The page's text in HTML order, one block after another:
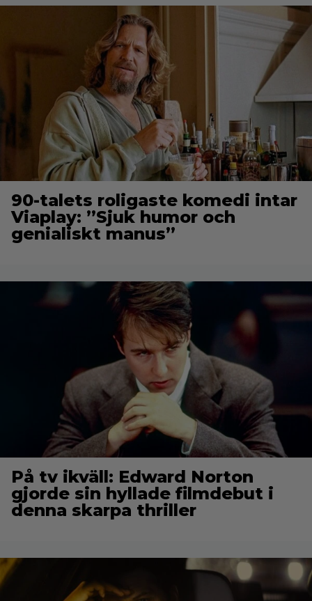
90-talets roligaste komedi intar
Viaplay: ”Sjuk humor och
genialiskt manus”
På tv ikväll: Edward Norton
gjorde sin hyllade filmdebut i
denna skarpa thriller